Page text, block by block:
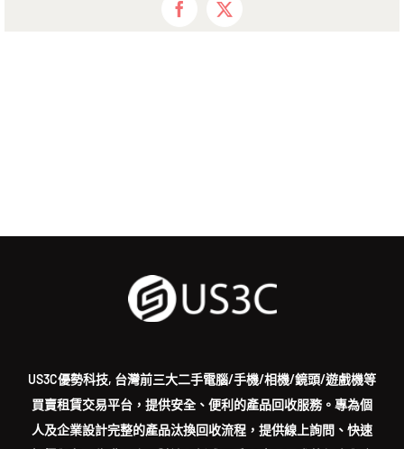
Facebook
X
US3C優勢科技, 台灣前三大二手電腦/手機/相機/鏡頭/遊戲機等
買賣租賃交易平台，提供安全、便利的產品回收服務。專為個
人及企業設計完整的產品汰換回收流程，提供線上詢問、快速